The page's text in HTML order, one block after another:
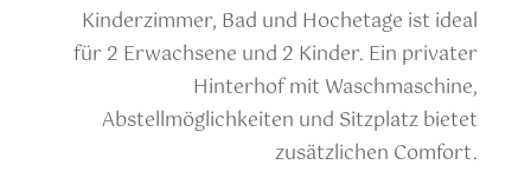
Kinderzimmer, Bad und Hochetage ist ideal
für 2 Erwachsene und 2 Kinder. Ein privater
Hinterhof mit Waschmaschine,
Abstellmöglichkeiten und Sitzplatz bietet
zusätzlichen Comfort.